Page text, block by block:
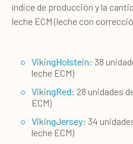
índice de producción y la
leche ECM (leche con
VikingHolstein: 38
leche ECM)
VikingRed: 28 unidades
ECM)
VikingJersey: 34
leche ECM)